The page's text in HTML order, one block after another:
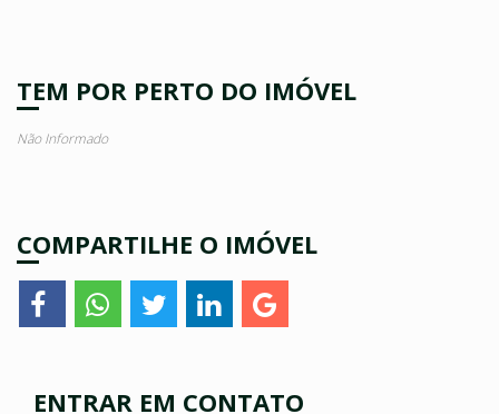
TEM POR PERTO DO IMÓVEL
Não Informado
COMPARTILHE O IMÓVEL
ENTRAR EM CONTATO